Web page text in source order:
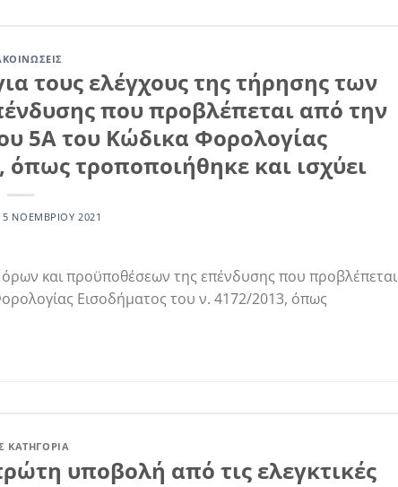
τους ελέγχους της τήρησης των
που προβλέπεται από την
5Α του Κώδικα Φορολογίας
όπως τροποποιήθηκε και ισχύει
5 ΝΟΕΜΒΡΊΟΥ 2021
όρων και προϋποθέσεων της επένδυσης που προβλέπεται
Εισοδήματος του ν. 4172/2013, όπως
ΚΑΤΗΓΟΡΊΑ
υποβολή από τις ελεγκτικές